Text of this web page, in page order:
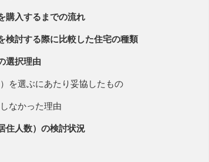
購入するまでの流れ
検討する際に比較した住宅の種類
選択理由
を選ぶにあたり妥協したもの
なかった理由
住人数）の検討状況